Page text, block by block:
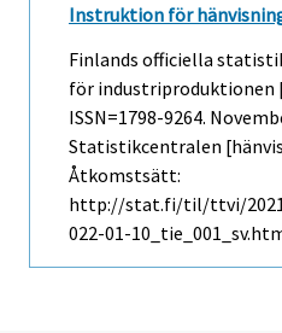
Instruktion för
Finlands officiella
för industriproduktionen
ISSN=1798-9264.
Statistikcentralen
Åtkomstsätt:
http://stat.fi/til/ttvi/
022-01-